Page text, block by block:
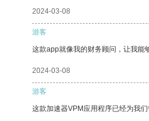
2024-03-08
游客
这款app就像我的财务顾问，让我能
2024-03-08
游客
这款加速器VPM应用程序已经为我们